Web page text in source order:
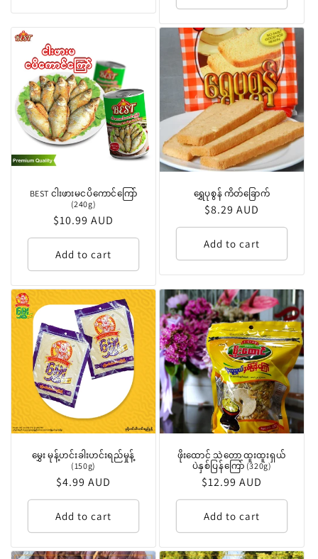
BEST ငါးဖားမငပိကောင်ကြော်
(240g)
Regular
price
$10.99 AUD
Add to cart
ရွှေပုစွန် ကိတ်ခြောက်
Regular
price
$8.29 AUD
Add to cart
မွှေး မုန့်ဟင်းခါးဟင်းရည်မှုန့်
(150g)
Regular
price
$4.99 AUD
Add to cart
ဖိုးထောင် သဲတော ထူးထူးရှယ်
ပဲနှစ်ပြန်ကြော် (320g)
Regular
price
$12.99 AUD
Add to cart